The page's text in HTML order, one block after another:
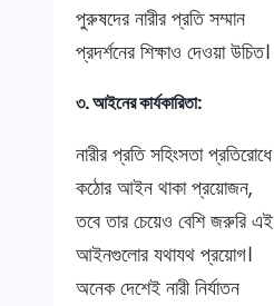
পুরুষদের নারীর প্রতি সম্মান
প্রদর্শনের শিক্ষাও দেওয়া উচিত।
৩. আইনের কার্যকারিতা:
নারীর প্রতি সহিংসতা প্রতিরোধে
কঠোর আইন থাকা প্রয়োজন,
তবে তার চেয়েও বেশি জরুরি এই
আইনগুলোর যথাযথ প্রয়োগ।
অনেক দেশেই নারী নির্যাতন